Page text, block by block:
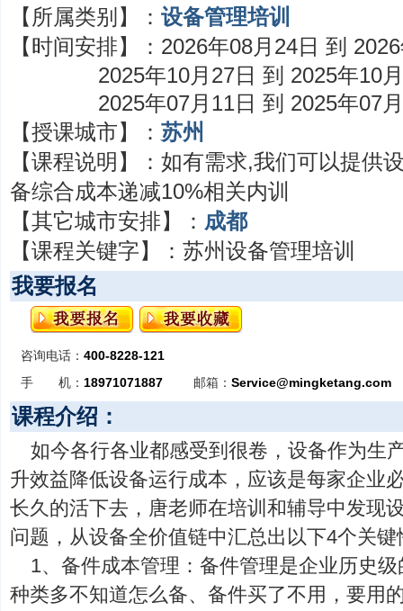
【所属类别】： 设备管理培训
【时间安排】： 2026年08月24日 到
2025年10月27日 到 2025年10
2025年07月11日 到 2025年07
【授课城市】： 苏州
【课程说明】： 如有需求,我们可以提供
备综合成本递减10%相关内训
【其它城市安排】： 成都
【课程关键字】： 苏州设备管理培训
我要报名
咨询电话： 400-8228-121
手 机： 18971071887 邮箱： Service@mingketang.com
课程介绍：
如今各行各业都感受到很卷，设备作为生
升效益降低设备运行成本，应该是每家企业
长久的活下去，唐老师在培训和辅导中发现
问题，从设备全价值链中汇总出以下4个关
1、备件成本管理：备件管理是企业历史
种类多不知道怎么备、备件买了不用，要用